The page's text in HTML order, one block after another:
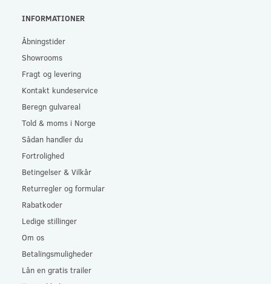
INFORMATIONER
Åbningstider
Showrooms
Fragt og levering
Kontakt kundeservice
Beregn gulvareal
Told & moms i Norge
Sådan handler du
Fortrolighed
Betingelser & Vilkår
Returregler og formular
Rabatkoder
Ledige stillinger
Om os
Betalingsmuligheder
Lån en gratis trailer